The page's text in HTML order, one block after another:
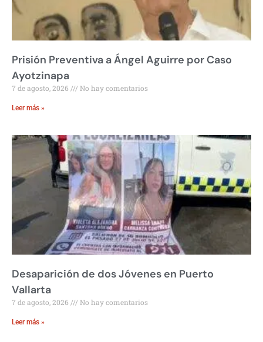
Prisión Preventiva a Ángel Aguirre por Caso
Ayotzinapa
7 de agosto, 2026 No hay comentarios
Leer más »
Desaparición de dos Jóvenes en Puerto
Vallarta
7 de agosto, 2026 No hay comentarios
Leer más »